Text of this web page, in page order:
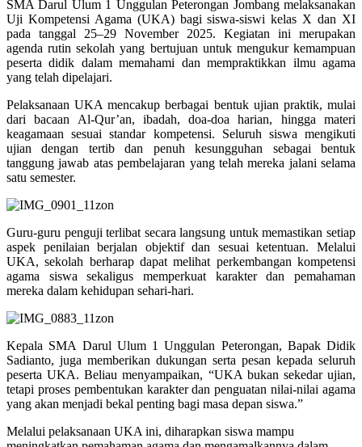
SMA Darul Ulum 1 Unggulan Peterongan Jombang melaksanakan
Uji Kompetensi Agama (UKA) bagi siswa-siswi kelas X dan XI
pada tanggal 25–29 November 2025. Kegiatan ini merupakan
agenda rutin sekolah yang bertujuan untuk mengukur kemampuan
peserta didik dalam memahami dan mempraktikkan ilmu agama
yang telah dipelajari.
Pelaksanaan UKA mencakup berbagai bentuk ujian praktik, mulai
dari bacaan Al-Qur’an, ibadah, doa-doa harian, hingga materi
keagamaan sesuai standar kompetensi. Seluruh siswa mengikuti
ujian dengan tertib dan penuh kesungguhan sebagai bentuk
tanggung jawab atas pembelajaran yang telah mereka jalani selama
satu semester.
Guru-guru penguji terlibat secara langsung untuk memastikan setiap
aspek penilaian berjalan objektif dan sesuai ketentuan. Melalui
UKA, sekolah berharap dapat melihat perkembangan kompetensi
agama siswa sekaligus memperkuat karakter dan pemahaman
mereka dalam kehidupan sehari-hari.
Kepala SMA Darul Ulum 1 Unggulan Peterongan, Bapak Didik
Sadianto, juga memberikan dukungan serta pesan kepada seluruh
peserta UKA. Beliau menyampaikan, “UKA bukan sekedar ujian,
tetapi proses pembentukan karakter dan penguatan nilai-nilai agama
yang akan menjadi bekal penting bagi masa depan siswa.”
Melalui pelaksanaan UKA ini, diharapkan siswa mampu